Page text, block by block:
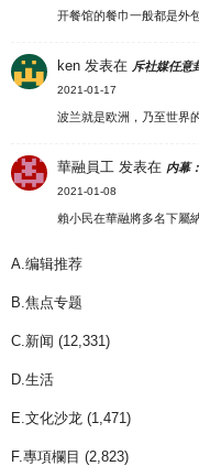
开餐馆的餐巾一般都是外
ken 发表在 斥社媒任意
2021-01-17
波兰就是欧洲，乃至世界
華融員工 发表在 内幕
2021-01-08
賴小民在華融將多名下屬
A.编辑推荐
B.焦点专题
C.新闻 (12,331)
D.生活
E.文化沙龙 (1,471)
F.專項欄目 (2,823)